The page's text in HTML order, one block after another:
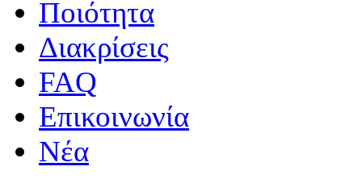
Ποιότητα
Διακρίσεις
FAQ
Επικοινωνία
Νέα